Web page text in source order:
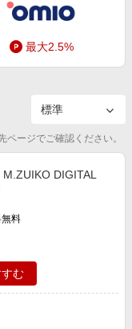
最大2.5%
ージでご確認ください。
DIGITAL
料
む